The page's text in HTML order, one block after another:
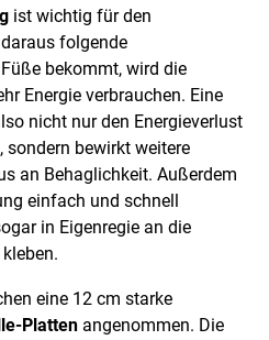
ist wichtig für den
folgende
bekommt, wird die
Energie verbrauchen. Eine
nicht nur den Energieverlust
sondern bewirkt weitere
an Behaglichkeit. Außerdem
einfach und schnell
in Eigenregie an die
kleben.
eine 12 cm starke
Platten angenommen. Die